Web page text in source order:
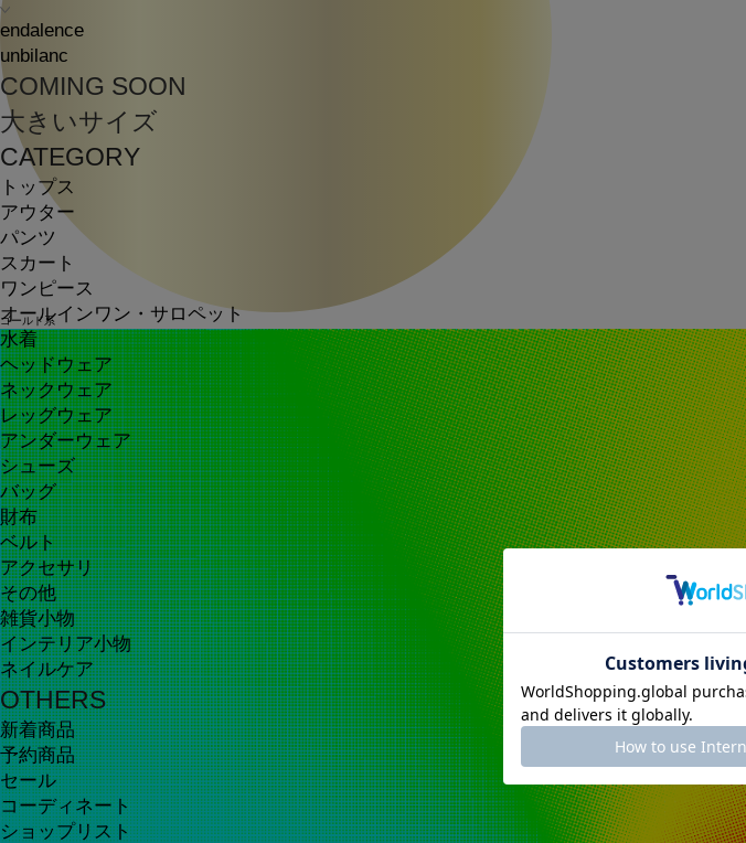
endalence
unbilanc
COMING SOON
大きいサイズ
CATEGORY
トップス
アウター
パンツ
スカート
ワンピース
オールインワン・サロペット
水着
ヘッドウェア
ネックウェア
レッグウェア
アンダーウェア
シューズ
バッグ
財布
ベルト
アクセサリ
その他
雑貨小物
インテリア小物
ネイルケア
OTHERS
新着商品
予約商品
セール
コーディネート
ショップリスト
ゴールド系